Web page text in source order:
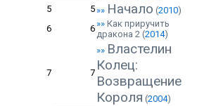
5 5»» Начало (2010)
6
6»» Как приручить
дракона 2 (2014)
7 7
»» Властелин
Колец:
Возвращение
Короля (2004)